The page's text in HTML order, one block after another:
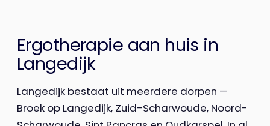
Ergotherapie aan huis in
Langedijk
Langedijk bestaat uit meerdere dorpen —
Broek op Langedijk, Zuid-Scharwoude, Noord-